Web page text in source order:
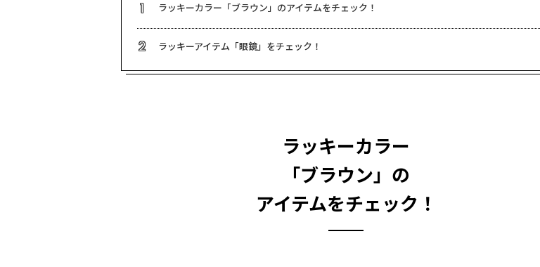
1 ラッキーカラー「ブラウン」のアイテムをチェック！
2 ラッキーアイテム「眼鏡」をチェック！
ラッキーカラー
「ブラウン」の
アイテムをチェック！